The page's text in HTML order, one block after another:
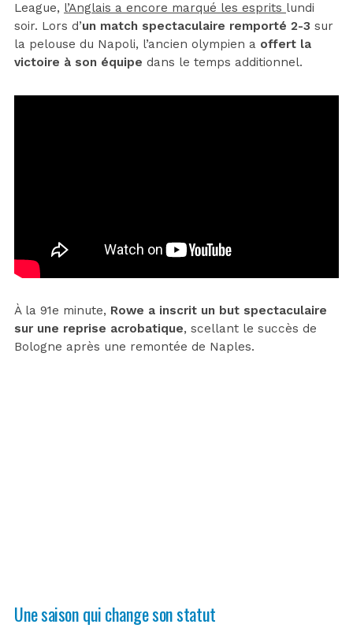
League, l’Anglais a encore marqué les esprits lundi
soir. Lors d’un match spectaculaire remporté 2-3 sur
la pelouse du Napoli, l’ancien olympien a offert la
victoire à son équipe dans le temps additionnel.
À la 91e minute, Rowe a inscrit un but spectaculaire
sur une reprise acrobatique, scellant le succès de
Bologne après une remontée de Naples.
Une saison qui change son statut